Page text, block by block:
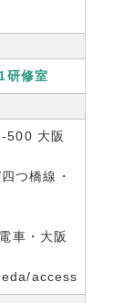
研修室
500 大阪
つ橋線・
車・大阪
access